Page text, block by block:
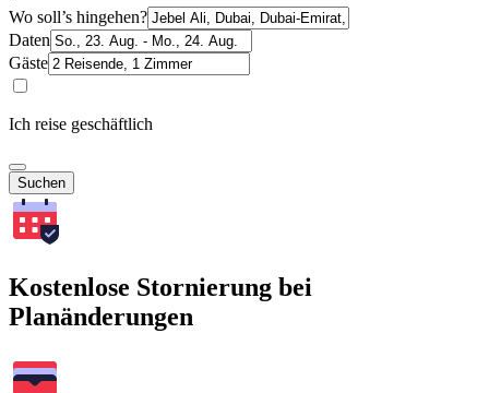
Wo soll’s hingehen?
Daten
Gäste
Ich reise geschäftlich
Suchen
Kostenlose Stornierung bei
Planänderungen